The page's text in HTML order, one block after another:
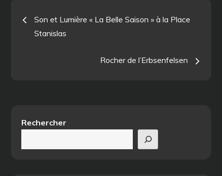
Navigation
de
Son et Lumière « La Belle Saison » à la Place
Stanislas
Rocher de l’Erbsenfelsen
Rechercher